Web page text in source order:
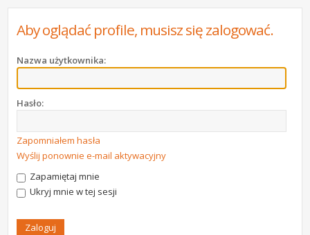
Aby oglądać profile, musisz się zalogować.
Nazwa użytkownika:
Hasło:
Zapomniałem hasła
Wyślij ponownie e-mail aktywacyjny
Zapamiętaj mnie
Ukryj mnie w tej sesji